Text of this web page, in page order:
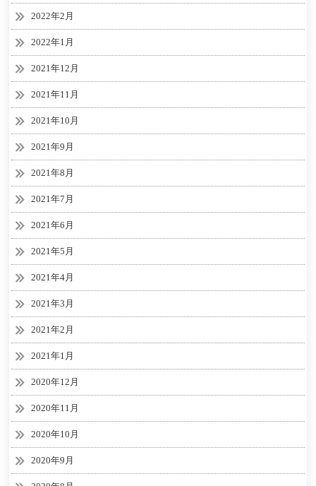
2022年2月
2022年1月
2021年12月
2021年11月
2021年10月
2021年9月
2021年8月
2021年7月
2021年6月
2021年5月
2021年4月
2021年3月
2021年2月
2021年1月
2020年12月
2020年11月
2020年10月
2020年9月